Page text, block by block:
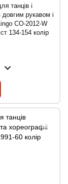
танців і
довгим рукавом і
CO-2012-W
134-154 колір